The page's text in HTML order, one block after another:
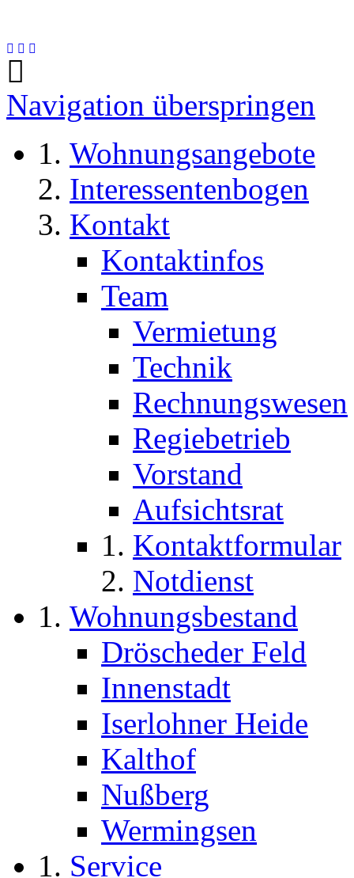
Navigation überspringen
Wohnungsangebote
Interessentenbogen
Kontakt
Kontaktinfos
Team
Vermietung
Technik
Rechnungswesen
Regiebetrieb
Vorstand
Aufsichtsrat
Kontaktformular
Notdienst
Wohnungsbestand
Dröscheder Feld
Innenstadt
Iserlohner Heide
Kalthof
Nußberg
Wermingsen
Service